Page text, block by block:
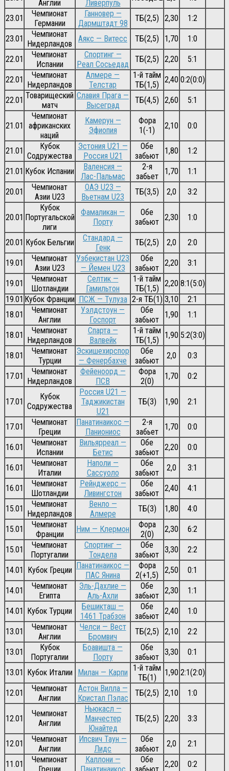
Англии
Ливерпуль
23.01
Чемпионат
Германии
Ганновер —
Дармштадт 98
ТБ(2,5) 2,30 1:2
23.01
Чемпионат
Нидерландов
Аякс — Витесс ТБ(2,5) 1,70 1:0
22.01
Чемпионат
Испании
Спортинг —
Реал Сосьедад
ТБ(2,5) 2,20 5:1
22.01
Чемпионат
Нидерландов
Алмере —
Телстар
1-й тайм
ТБ(1,5)
2,40 0:2(0:0)
22.01 Товарищеский
матч
Славия Прага —
Высеград
ТБ(4,5) 2,60 5:1
21.01
Чемпионат
африканских
наций
Камерун —
Эфиопия
Фора
1(-1)
2,10 0:0
21.01
Кубок
Содружества
Эстония U21 —
Россия U21
Обе
забьют
1,80 1:2
21.01 Кубок Испании
Валенсия —
Лас-Пальмас
2-я
забьет
1,70 1:1
20.01
Чемпионат
Азии U23
ОАЭ U23 —
Вьетнам U23
ТБ(3,5) 2,0 3:2
20.01
Кубок
Португальской
лиги
Фамаликан —
Порту
Обе
забьют 2,30 1:0
20.01 Кубок Бельгии
Стандард —
Генк
ТБ(2,5) 2,0 2:0
19.01
Чемпионат
Азии U23
Узбекистан U23
— Йемен U23
Обе
забьют
2,20 3:1
19.01
Чемпионат
Шотландии
Селтик —
Гамильтон
1-й тайм
ТБ(1,5)
2,20 8:1(5:0)
19.01 Кубок Франции ПСЖ — Тулуза 2-я ТБ(1) 3,10
2:1
18.01
Чемпионат
Англии
Уэлдстоун —
Госпорт
Обе
забьют
1,90 1:1
18.01
Чемпионат
Нидерландов
Спарта —
Валвейк
1-й тайм
ТБ(1,5)
1,90 5:2(3:0)
18.01
Чемпионат
Турции
Эскишехирспор
— Фенербахче
Обе
забьют
2,0 0:3
17.01
Чемпионат
Нидерландов
Фейеноорд —
ПСВ
Фора
2(0)
1,70 0:2
17.01
Кубок
Содружества
Россия U21 —
Таджикистан
U21
ТБ(3) 1,90 2:1
17.01
Чемпионат
Греции
Панатинаикос —
Паниониос
2-я
забьет
1,70 0:0
16.01
Чемпионат
Испании
Вильярреал —
Бетис
Обе
забьют
2,20 0:0
16.01
Чемпионат
Италии
Наполи —
Сассуоло
Обе
забьют
2,0 3:1
16.01
Чемпионат
Шотландии
Рейнджерс —
Ливингстон
Обе
забьют
2,40 4:1
15.01
Чемпионат
Нидерландов
Венло —
Алмере
ТБ(3) 1,80 4:0
15.01
Чемпионат
Франции
Ним — Клермон
Фора
2(0)
2,30 6:2
15.01
Чемпионат
Португалии
Спортинг —
Тондела
Обе
забьют
3,30 2:2
14.01 Кубок Греции Панатинаикос —
ПАС Янина
Фора
2(+1,5)
2,50 0:1
14.01
Чемпионат
Египта
Эль-Дахлие —
Аль-Ахли
Обе
забьют
2,30 1:1
14.01 Кубок Турции
Бешикташ —
1461 Трабзон
Обе
забьют
2,40 1:0
13.01
Чемпионат
Англии
Челси — Вест
Бромвич
ТБ(2,5) 2,10 2:2
13.01
Кубок
Португалии
Боавишта —
Порту
Обе
забьют
3,30 0:1
13.01 Кубок Италии Милан — Карпи
1-й тайм
ТБ(1)
1,90 2:1(2:0)
12.01
Чемпионат
Англии
Астон Вилла —
Кристал Пэлас
ТБ(2,5) 2,10 1:0
12.01
Чемпионат
Англии
Ньюкасл —
Манчестер
Юнайтед
ТБ(2,5) 2,20 3:3
12.01
Чемпионат
Англии
Ипсвич Таун —
Лидс
Обе
забьют
2,0 2:1
11.01
Чемпионат
Греции
Каллони —
Панатинаикос
Обе
забьют
2,20 0:2